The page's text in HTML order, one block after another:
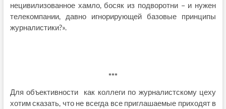
нецивилизованное хамло, босяк из подворотни – и нужен
телекомпании, давно игнорирующей базовые принципы
журналистики?».
***
Для объективности как коллеги по журналистскому цеху
хотим сказать, что не всегда все приглашаемые приходят в